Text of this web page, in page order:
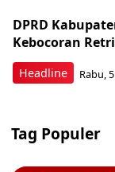
Headline
DPRD
Kebocoran
Rabu,
Tag Populer